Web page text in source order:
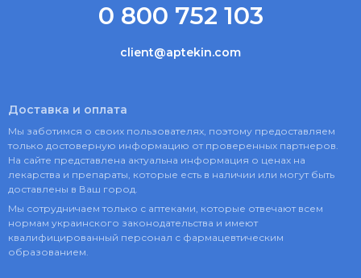
0 800 752 103
client@aptekin.com
Доставка и оплата
Мы заботимся о своих пользователях, поэтому предоставляем
только достоверную информацию от проверенных партнеров.
На сайте представлена актуальна информация о ценах на
лекарства и препараты, которые есть в наличии или могут быть
доставлены в Ваш город.
Мы сотрудничаем только с аптеками, которые отвечают всем
нормам украинского законодательства и имеют
квалифицированный персонал с фармацевтическим
образованием.